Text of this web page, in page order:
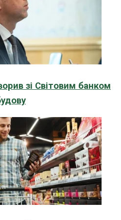
зі Світовим банком